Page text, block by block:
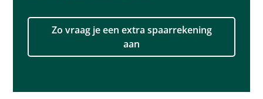
Zo vraag je een extra spaarrekening
aan